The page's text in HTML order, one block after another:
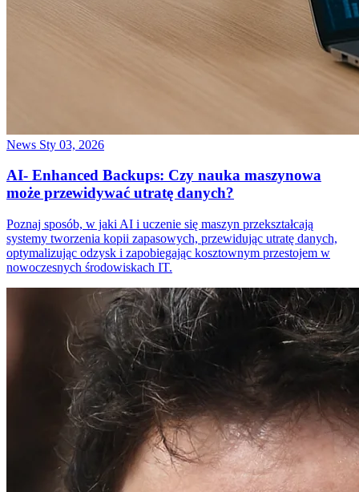
News Sty 03, 2026
AI- Enhanced Backups: Czy nauka maszynowa
może przewidywać utratę danych?
Poznaj sposób, w jaki AI i uczenie się maszyn przekształcają
systemy tworzenia kopii zapasowych, przewidując utratę danych,
optymalizując odzysk i zapobiegając kosztownym przestojem w
nowoczesnych środowiskach IT.